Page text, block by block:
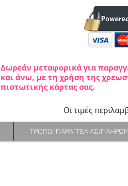
Δωρεάν μεταφορικά για
και άνω, με τη χρήση της
πιστωτικής κάρτας σας.
Οι τιμές
ΤΡΟΠΟΙ ΠΑΡΑΓΓΕΛΙΑΣ/